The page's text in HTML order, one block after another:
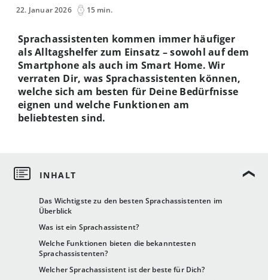
22. Januar 2026 15 min.
Das Wichtigste zu den besten Sprachassistenten im
Überblick
Was ist ein Sprachassistent?
Welche Funktionen bieten die bekanntesten
Sprachassistenten?
Welcher Sprachassistent ist der beste für Dich?
Sprachassistenten kommen immer häufiger
als Alltagshelfer zum Einsatz – sowohl auf dem
Smartphone als auch im Smart Home. Wir
verraten Dir, was Sprachassistenten können,
welche sich am besten für Deine Bedürfnisse
eignen und welche Funktionen am
beliebtesten sind.